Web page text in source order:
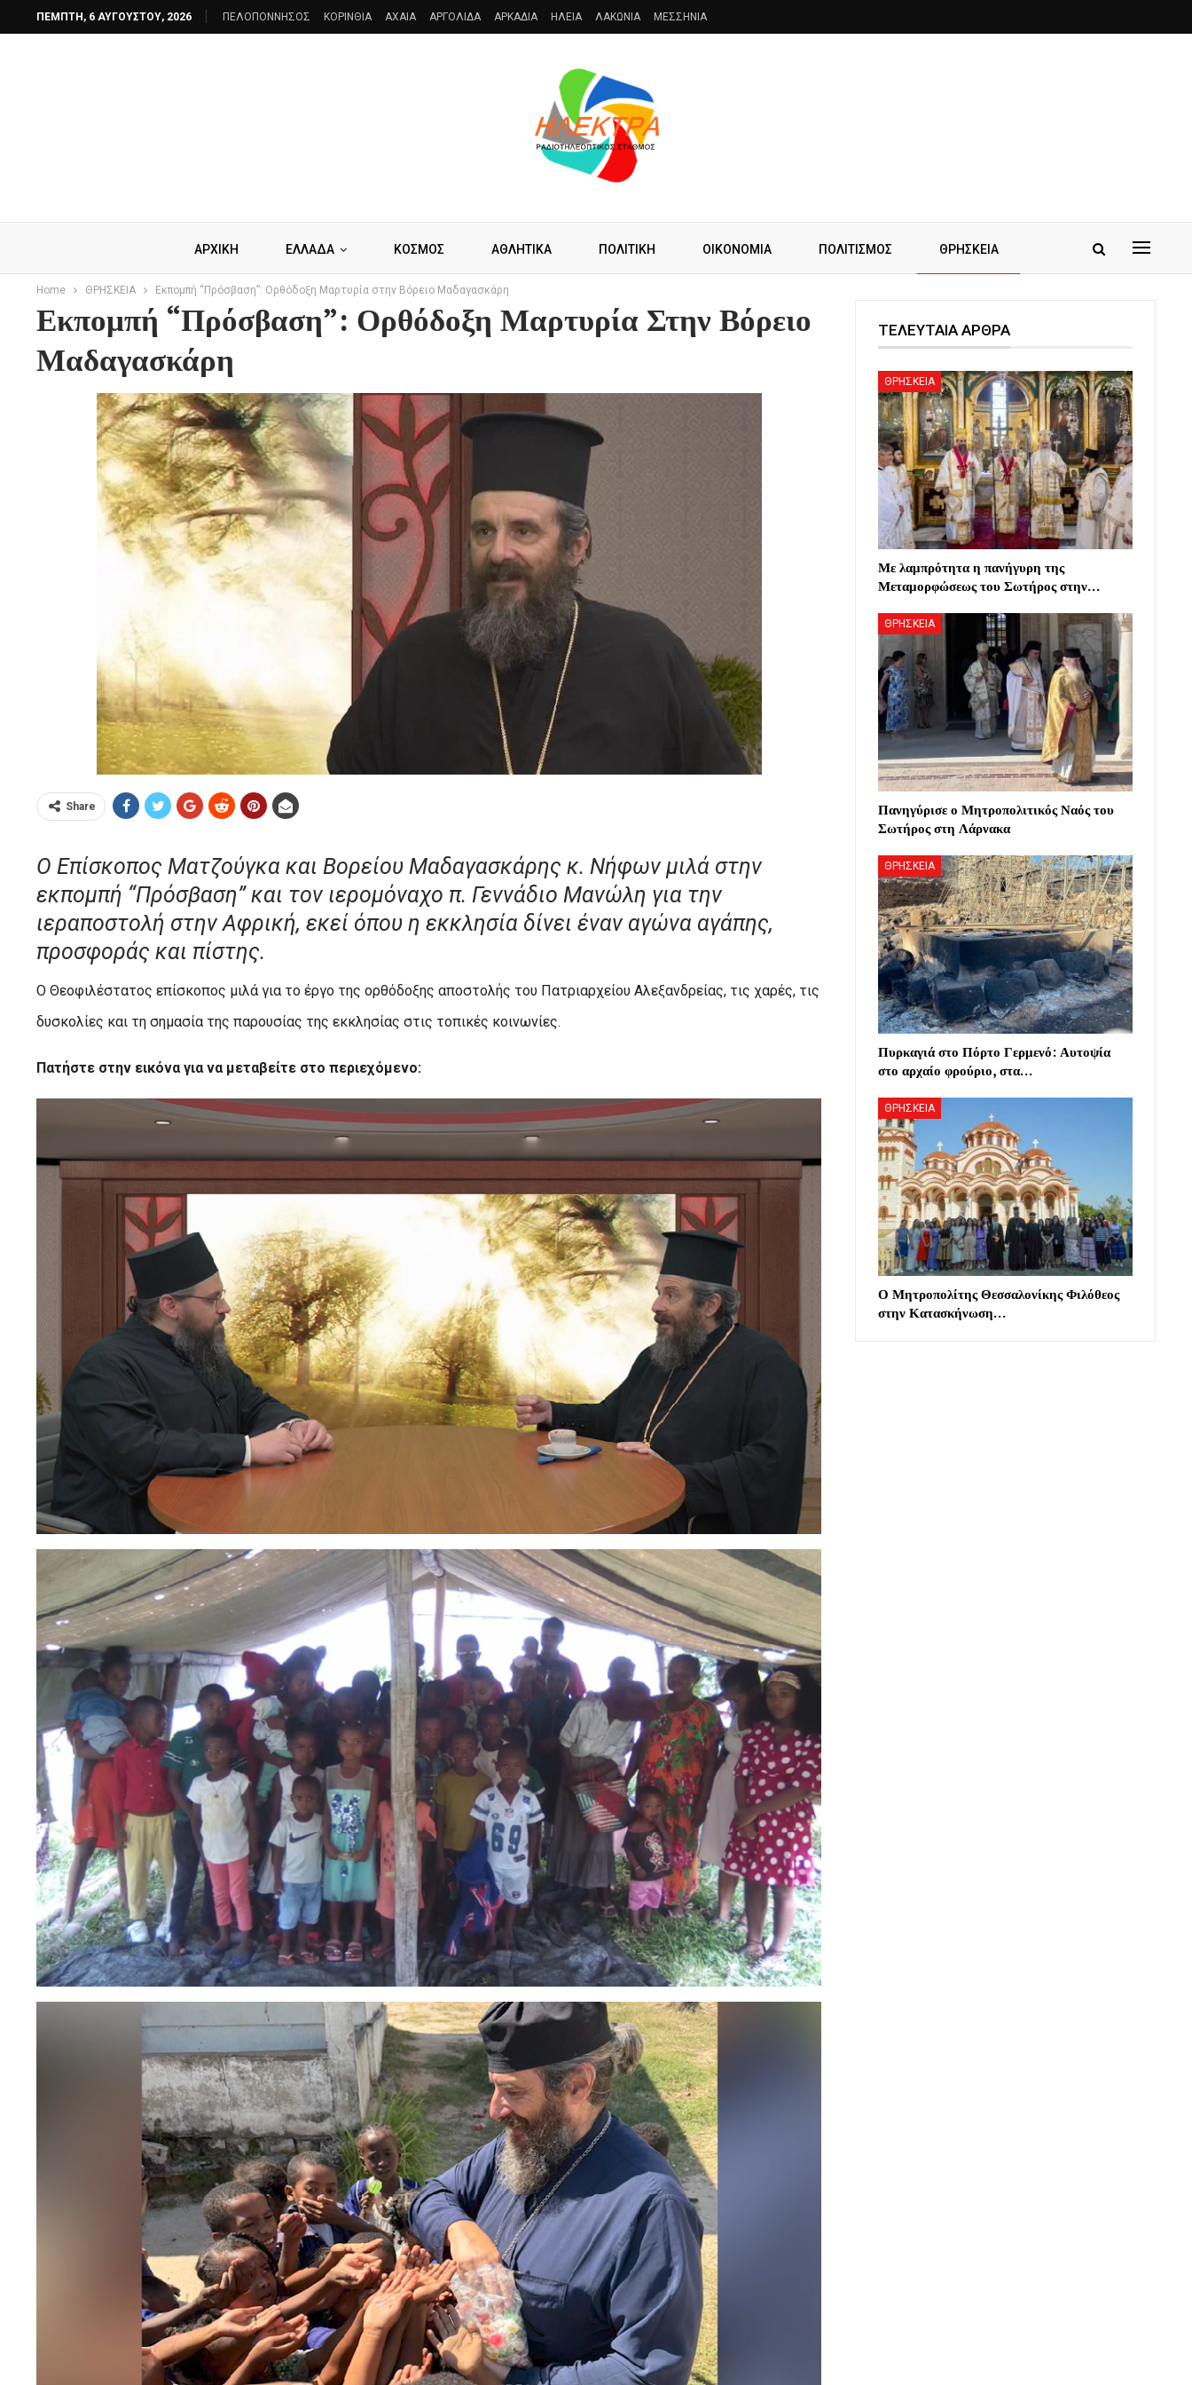
ΠΈΜΠΤΗ, 6 ΑΥΓΟΎΣΤΟΥ, 2026 ΠΕΛΟΠΟΝΝΗΣΟΣ ΚΟΡΙΝΘΙΑ AXAIA ΑΡΓΟΛΙΔΑ ΑΡΚΑΔΙΑ ΗΛΕΙΑ ΛΑΚΩΝΙΑ ΜΕΣΣΗΝΙΑ
ΑΡΧΙΚΗ ΕΛΛΑΔΑ ΚΟΣΜΟΣ ΑΘΛΗΤΙΚΑ ΠΟΛΙΤΙΚΗ ΟΙΚΟΝΟΜΙΑ ΠΟΛΙΤΙΣΜΟΣ ΘΡΗΣΚΕΙΑ
Home ΘΡΗΣΚΕΙΑ Εκπομπή “Πρόσβαση”: Ορθόδοξη Μαρτυρία στην Βόρειο Μαδαγασκάρη
Εκπομπή “Πρόσβαση”: Ορθόδοξη Μαρτυρία Στην Βόρειο
Μαδαγασκάρη
Share
Ο Επίσκοπος Ματζούγκα και Βορείου Μαδαγασκάρης κ. Νήφων μιλά στην
εκπομπή “Πρόσβαση” και τον ιερομόναχο π. Γεννάδιο Μανώλη για την
ιεραποστολή στην Αφρική, εκεί όπου η εκκλησία δίνει έναν αγώνα αγάπης,
προσφοράς και πίστης.
Ο Θεοφιλέστατος επίσκοπος μιλά για το έργο της ορθόδοξης αποστολής του Πατριαρχείου Αλεξανδρείας, τις χαρές, τις
δυσκολίες και τη σημασία της παρουσίας της εκκλησίας στις τοπικές κοινωνίες.
Πατήστε στην εικόνα για να μεταβείτε στο περιεχόμενο:
ΤΕΛΕΥΤΑΙΑ ΑΡΘΡΑ
ΘΡΗΣΚΕΙΑ
Με λαμπρότητα η πανήγυρη της
Μεταμορφώσεως του Σωτήρος στην…
ΘΡΗΣΚΕΙΑ
Πανηγύρισε ο Μητροπολιτικός Ναός του
Σωτήρος στη Λάρνακα
ΘΡΗΣΚΕΙΑ
Πυρκαγιά στο Πόρτο Γερμενό: Αυτοψία
στο αρχαίο φρούριο, στα…
ΘΡΗΣΚΕΙΑ
Ο Μητροπολίτης Θεσσαλονίκης Φιλόθεος
στην Κατασκήνωση…